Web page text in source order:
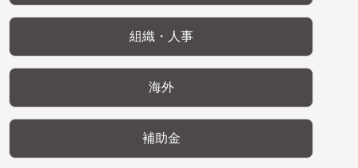
組織・人事
海外
補助金